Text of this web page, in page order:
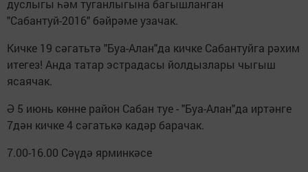
дуслыгы һәм туганлыгына багышланган
"Сабантуй-2016" бәйрәме узачак.
Кичке 19 сәгатьтә "Буа-Алан"да кичке Сабантуйга рәхим
итегез! Анда татар эстрадасы йолдызлары чыгыш
ясаячак.
Ә 5 июнь көнне район Сабан туе - "Буа-Алан"да иртәнге
7дән кичке 4 сәгатькә кадәр барачак.
7.00-16.00 Сәүдә ярминкәсе